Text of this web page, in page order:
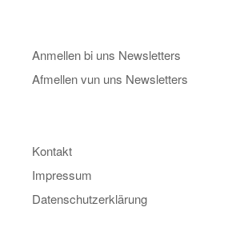
Anmellen bi uns Newsletters
Afmellen vun uns Newsletters
Kontakt
Impressum
Datenschutzerklärung